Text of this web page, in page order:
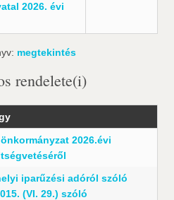
2026. évi
megtekintés
rendelete(i)
2026.évi
iparűzési adóról szóló
(VI. 29.) szóló